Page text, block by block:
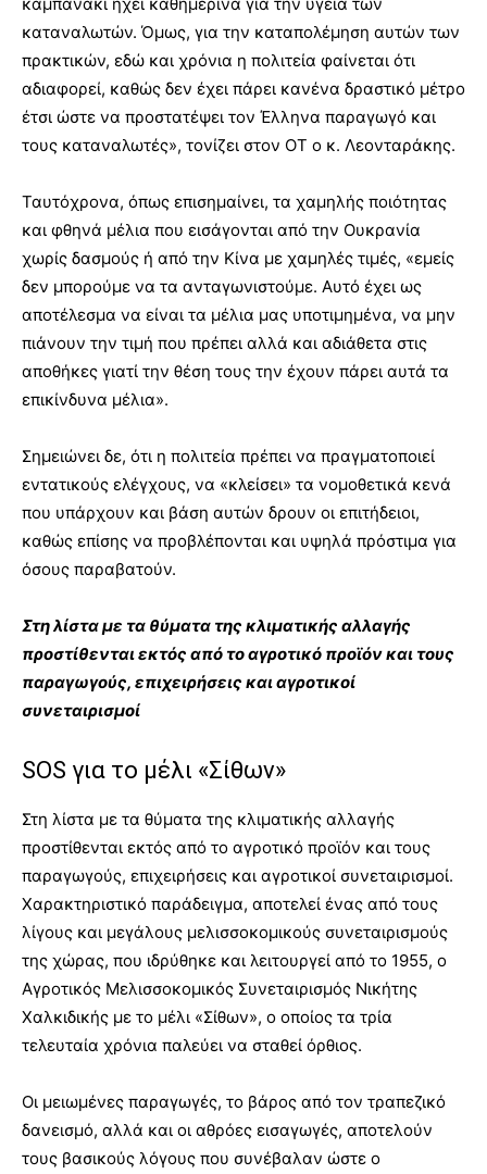
καταναλωτών. Όμως, για την καταπολέμηση αυτών των
πρακτικών, εδώ και χρόνια η πολιτεία φαίνεται ότι
αδιαφορεί, καθώς δεν έχει πάρει κανένα δραστικό μέτρο
έτσι ώστε να προστατέψει τον Έλληνα παραγωγό και
τους καταναλωτές», τονίζει στον ΟΤ ο κ. Λεονταράκης.
Ταυτόχρονα, όπως επισημαίνει, τα χαμηλής ποιότητας
και φθηνά μέλια που εισάγονται από την Ουκρανία
χωρίς δασμούς ή από την Κίνα με χαμηλές τιμές, «εμείς
δεν μπορούμε να τα ανταγωνιστούμε. Αυτό έχει ως
αποτέλεσμα να είναι τα μέλια μας υποτιμημένα, να μην
πιάνουν την τιμή που πρέπει αλλά και αδιάθετα στις
αποθήκες γιατί την θέση τους την έχουν πάρει αυτά τα
επικίνδυνα μέλια».
Σημειώνει δε, ότι η πολιτεία πρέπει να πραγματοποιεί
εντατικούς ελέγχους, να «κλείσει» τα νομοθετικά κενά
που υπάρχουν και βάση αυτών δρουν οι επιτήδειοι,
καθώς επίσης να προβλέπονται και υψηλά πρόστιμα για
όσους παραβατούν.
Στη λίστα με τα θύματα της κλιματικής αλλαγής
προστίθενται εκτός από το αγροτικό προϊόν και τους
παραγωγούς, επιχειρήσεις και αγροτικοί
συνεταιρισμοί
SOS για το μέλι «Σίθων»
Στη λίστα με τα θύματα της κλιματικής αλλαγής
προστίθενται εκτός από το αγροτικό προϊόν και τους
παραγωγούς, επιχειρήσεις και αγροτικοί συνεταιρισμοί.
Χαρακτηριστικό παράδειγμα, αποτελεί ένας από τους
λίγους και μεγάλους μελισσοκομικούς συνεταιρισμούς
της χώρας, που ιδρύθηκε και λειτουργεί από το 1955, ο
Αγροτικός Μελισσοκομικός Συνεταιρισμός Νικήτης
Χαλκιδικής με το μέλι «Σίθων», ο οποίος τα τρία
τελευταία χρόνια παλεύει να σταθεί όρθιος.
Οι μειωμένες παραγωγές, το βάρος από τον τραπεζικό
δανεισμό, αλλά και οι αθρόες εισαγωγές, αποτελούν
τους βασικούς λόγους που συνέβαλαν ώστε ο